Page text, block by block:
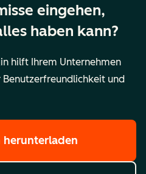
eingehen,
haben kann?
hilft Ihrem Unternehmen
und
herunterladen